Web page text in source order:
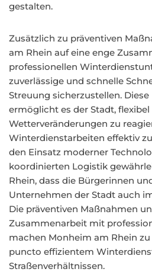
gestalten.
Zusätzlich zu präventiven
am Rhein auf eine enge
professionellen
zuverlässige und schnelle
Streuung sicherzustellen.
ermöglicht es der Stadt, flexibel
Wetterveränderungen zu
Winterdienstarbeiten effektiv
den Einsatz moderner
koordinierten Logistik
Rhein, dass die Bürgerinnen
Unternehmen der Stadt auch
Die präventiven Maßnahmen
Zusammenarbeit mit
machen Monheim am Rhein
puncto effizientem
Straßenverhältnissen.